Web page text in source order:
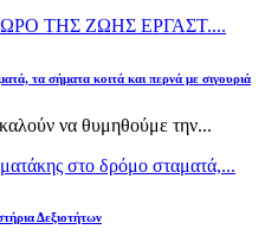
ΤΗΣ ΖΩΗΣ ΕΡΓΑΣΤ....
τα σήματα κοιτά και περνά με σιγουριά
να θυμηθούμε την...
στο δρόμο σταματά,...
Δεξιοτήτων